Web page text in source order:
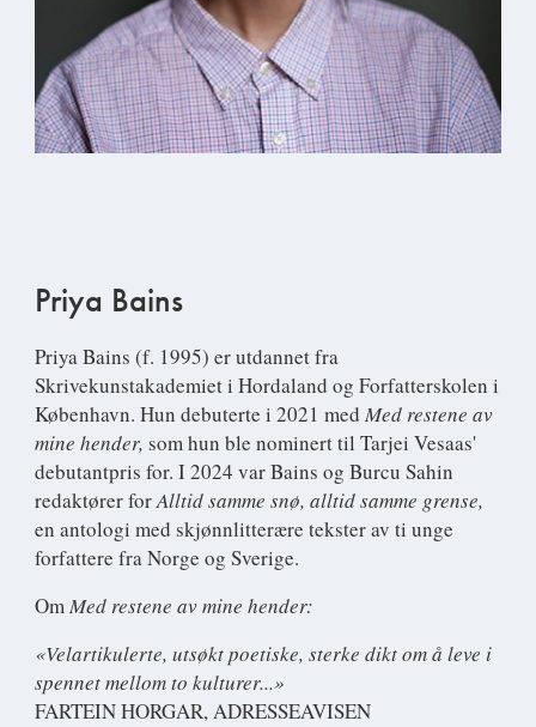
Priya Bains
Priya Bains (f. 1995) er utdannet fra
Skrivekunstakademiet i Hordaland og Forfatterskolen i
København. Hun debuterte i 2021 med Med restene av
mine hender, som hun ble nominert til Tarjei Vesaas'
debutantpris for. I 2024 var Bains og Burcu Sahin
redaktører forAlltid samme snø, alltid samme grense,
en antologi med skjønnlitterære tekster av ti unge
forfattere fra Norge og Sverige.
OmMed restene av mine hender:
«Velartikulerte, utsøkt poetiske, sterke dikt om å leve i
spennet mellom to kulturer...»
FARTEIN HORGAR, ADRESSEAVISEN